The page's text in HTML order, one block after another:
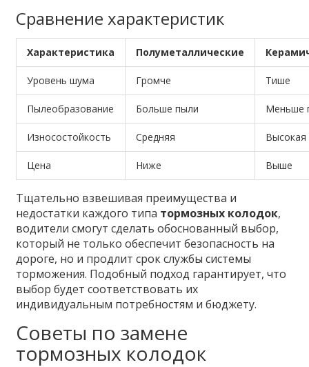
Сравнение характеристик
Характеристика Полуметаллические
Уровень шума Громче Тише
Пылеобразование Больше пыли Меньше
Износостойкость Средняя Высокая
Цена Ниже Выше
Тщательно взвешивая преимущества и
недостатки каждого типа тормозных колодок,
водители смогут сделать обоснованный выбор,
который не только обеспечит безопасность на
дороге, но и продлит срок службы системы
торможения. Подобный подход гарантирует, что
выбор будет соответствовать их
индивидуальным потребностям и бюджету.
Советы по замене
тормозных колодок